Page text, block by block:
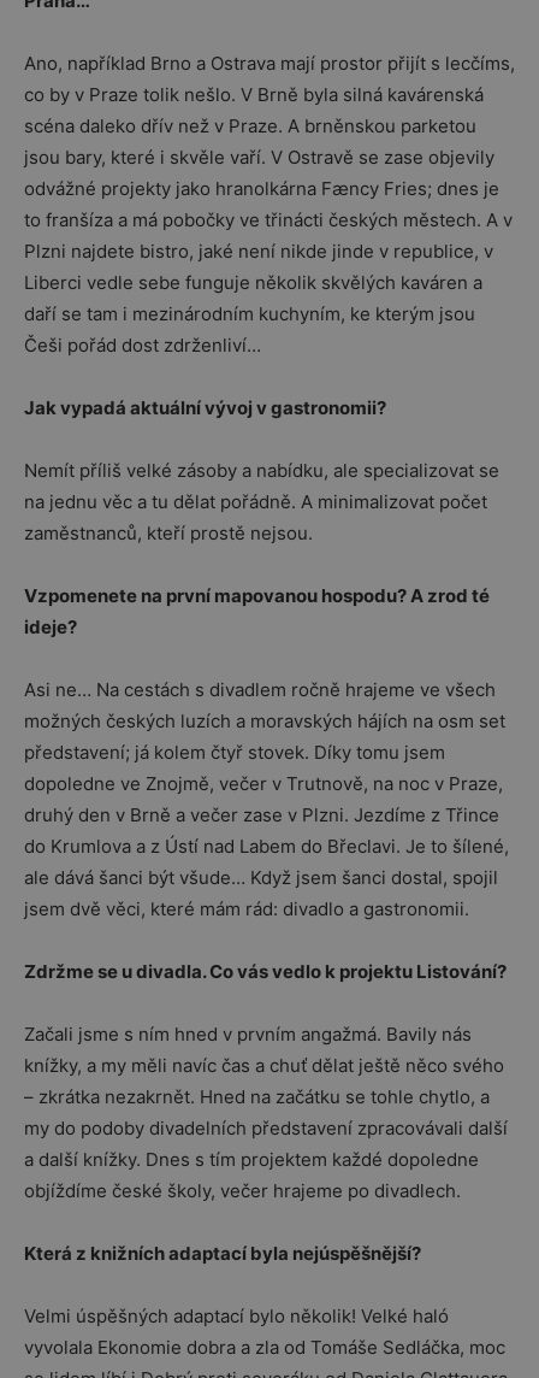
Ano, například Brno a Ostrava mají prostor přijít s lecčíms,
co by v Praze tolik nešlo. V Brně byla silná kavárenská
scéna daleko dřív než v Praze. A brněnskou parketou
jsou bary, které i skvěle vaří. V Ostravě se zase objevily
odvážné projekty jako hranolkárna Fæncy Fries; dnes je
to franšíza a má pobočky ve třinácti českých městech. A v
Plzni najdete bistro, jaké není nikde jinde v republice, v
Liberci vedle sebe funguje několik skvělých kaváren a
daří se tam i mezinárodním kuchyním, ke kterým jsou
Češi pořád dost zdrženliví…
Jak vypadá aktuální vývoj v gastronomii?
Nemít příliš velké zásoby a nabídku, ale specializovat se
na jednu věc a tu dělat pořádně. A minimalizovat počet
zaměstnanců, kteří prostě nejsou.
Vzpomenete na první mapovanou hospodu? A zrod té
ideje?
Asi ne… Na cestách s divadlem ročně hrajeme ve všech
možných českých luzích a moravských hájích na osm set
představení; já kolem čtyř stovek. Díky tomu jsem
dopoledne ve Znojmě, večer v Trutnově, na noc v Praze,
druhý den v Brně a večer zase v Plzni. Jezdíme z Třince
do Krumlova a z Ústí nad Labem do Břeclavi. Je to šílené,
ale dává šanci být všude… Když jsem šanci dostal, spojil
jsem dvě věci, které mám rád: divadlo a gastronomii.
Zdržme se u divadla. Co vás vedlo k projektu Listování?
Začali jsme s ním hned v prvním angažmá. Bavily nás
knížky, a my měli navíc čas a chuť dělat ještě něco svého
– zkrátka nezakrnět. Hned na začátku se tohle chytlo, a
my do podoby divadelních představení zpracovávali další
a další knížky. Dnes s tím projektem každé dopoledne
objíždíme české školy, večer hrajeme po divadlech.
Která z knižních adaptací byla nejúspěšnější?
Velmi úspěšných adaptací bylo několik! Velké haló
vyvolala Ekonomie dobra a zla od Tomáše Sedláčka, moc